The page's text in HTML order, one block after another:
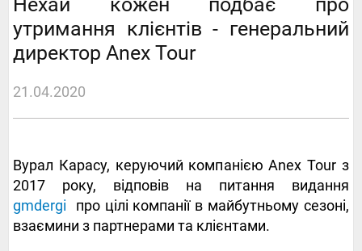
утримання клієнтів - генеральний
директор Anex Tour
21.04.2020
Вурал Карасу, керуючий компанією Anex Tour з
2017 року, відповів на питання видання
gmdergi про цілі компанії в майбутньому сезоні,
взаємини з партнерами та клієнтами.